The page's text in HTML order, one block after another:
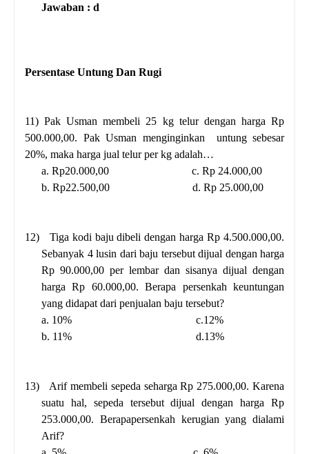
Jawaban : d
Persentase Untung Dan Rugi
11) Pak Usman membeli 25 kg telur dengan harga Rp
500.000,00. Pak Usman menginginkan untungsebesar
20%, maka harga jual telur per kg adalah…
a. Rp20.000,00
c. Rp 24.000,00
b. Rp22.500,00
d. Rp 25.000,00
12)
Tiga kodi baju dibeli dengan harga Rp 4.500.000,00.
Sebanyak 4 lusin dari baju tersebut dijual dengan harga
Rp 90.000,00 per lembar dan sisanya dijual dengan
harga Rp 60.000,00. Berapa persenkah keuntungan
yang didapat dari penjualan baju tersebut?
a. 10%
c.12%
b. 11%
d.13%
13)
Arif membeli sepeda seharga Rp 275.000,00. Karena
suatu hal, sepeda tersebut dijual dengan harga Rp
253.000,00. Berapapersenkah kerugian yang dialami
Arif?